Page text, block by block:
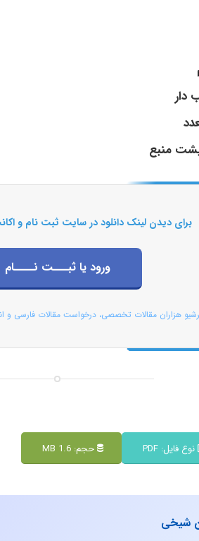
دار
منبع
برای دیدن لینک دانلود در سایت ثبت نام و
ورود یا ثبـــت نــــام
هزاران مقالات تخصصی، درخواست مقالات فارسی
نوع فایل: PDF حجم: 1.6 MB
شیخی